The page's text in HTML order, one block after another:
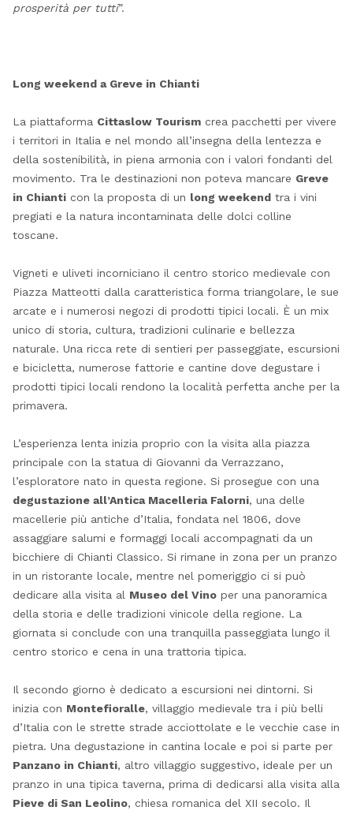
prosperità per tutti”.
Long weekend a Greve in Chianti
La piattaforma Cittaslow Tourismcrea pacchetti per vivere
i territori in Italia e nel mondo all’insegna della lentezza e
della sostenibilità, in piena armonia con i valori fondanti del
movimento. Tra le destinazioni non poteva mancare Greve
in Chianticon la proposta di un long weekendtra i vini
pregiati e la natura incontaminata delle dolci colline
toscane.
Vigneti e uliveti incorniciano il centro storico medievale con
Piazza Matteotti dalla caratteristica forma triangolare, le sue
arcate e i numerosi negozi di prodotti tipici locali. È un mix
unico di storia, cultura, tradizioni culinarie e bellezza
naturale. Una ricca rete di sentieri per passeggiate, escursioni
e bicicletta, numerose fattorie e cantine dove degustare i
prodotti tipici locali rendono la località perfetta anche per la
primavera.
L’esperienza lenta inizia proprio con la visita alla piazza
principale con la statua di Giovanni da Verrazzano,
l’esploratore nato in questa regione. Si prosegue con una
degustazione all’Antica Macelleria Falorni, una delle
macellerie più antiche d’Italia, fondata nel 1806, dove
assaggiare salumi e formaggi locali accompagnati da un
bicchiere di Chianti Classico. Si rimane in zona per un pranzo
in un ristorante locale, mentre nel pomeriggio ci si può
dedicare alla visita al Museo del Vinoper una panoramica
della storia e delle tradizioni vinicole della regione. La
giornata si conclude con una tranquilla passeggiata lungo il
centro storico e cena in una trattoria tipica.
Il secondo giorno è dedicato a escursioni nei dintorni. Si
inizia con Montefioralle, villaggio medievale tra i più belli
d’Italia con le strette strade acciottolate e le vecchie case in
pietra. Una degustazione in cantina locale e poi si parte per
Panzano in Chianti, altro villaggio suggestivo, ideale per un
pranzo in una tipica taverna, prima di dedicarsi alla visita alla
Pieve di San Leolino, chiesa romanica del XII secolo. Il